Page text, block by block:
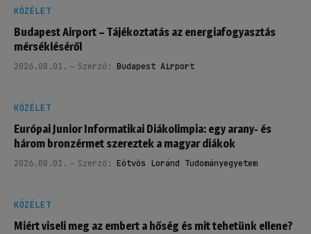
KÖZÉLET
Budapest Airport – Tájékoztatás az energiafogyasztás
mérsékléséről
2026.08.01. Szerző: Budapest Airport
KÖZÉLET
Európai Junior Informatikai Diákolimpia: egy arany- és
három bronzérmet szereztek a magyar diákok
2026.08.01. Szerző: Eötvös Loránd Tudományegyetem
KÖZÉLET
Miért viseli meg az embert a hőség és mit tehetünk ellene?